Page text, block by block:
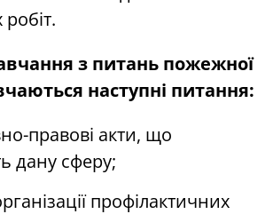
з питань пожежної
наступні питання:
правові акти, що
дану сферу;
профілактичних